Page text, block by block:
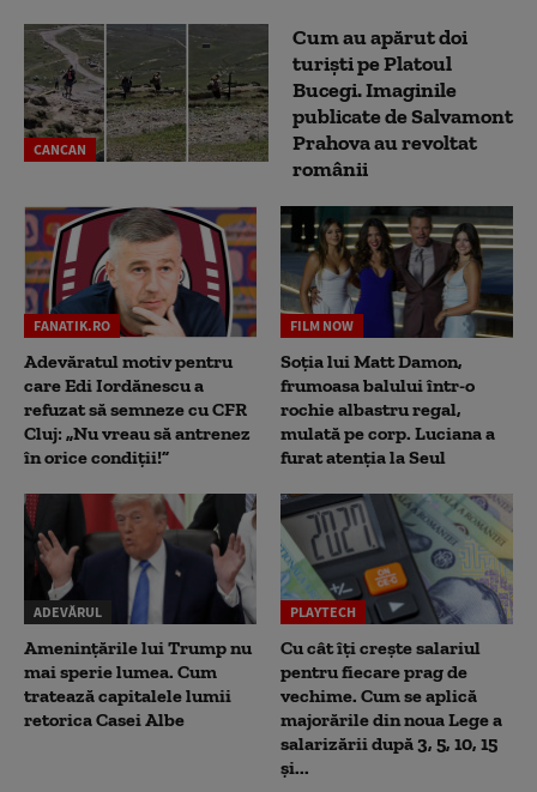
CANCAN
Cum au apărut doi
turiști pe Platoul
Bucegi. Imaginile
publicate de Salvamont
Prahova au revoltat
românii
FANATIK.RO
Adevăratul motiv pentru
care Edi Iordănescu a
refuzat să semneze cu CFR
Cluj: „Nu vreau să antrenez
în orice condiții!”
FILM NOW
Soția lui Matt Damon,
frumoasa balului într-o
rochie albastru regal,
mulată pe corp. Luciana a
furat atenția la Seul
ADEVĂRUL
Amenințările lui Trump nu
mai sperie lumea. Cum
tratează capitalele lumii
retorica Casei Albe
PLAYTECH
Cu cât îți crește salariul
pentru fiecare prag de
vechime. Cum se aplică
majorările din noua Lege a
salarizării după 3, 5, 10, 15
și...